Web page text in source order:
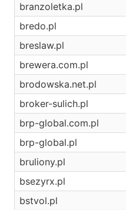
branzoletka.pl
bredo.pl
breslaw.pl
brewera.com.pl
brodowska.net.pl
broker-sulich.pl
brp-global.com.pl
brp-global.pl
bruliony.pl
bsezyrx.pl
bstvol.pl